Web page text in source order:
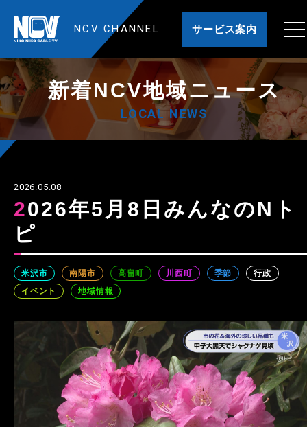
NCV CHANNEL サービス案内
新着NCV地域ニュース
LOCAL NEWS
2026.05.08
2026年5月8日みんなのNト
ピ
米沢市 南陽市 高畠町 川西町 季節
行政
イベント
地域情報